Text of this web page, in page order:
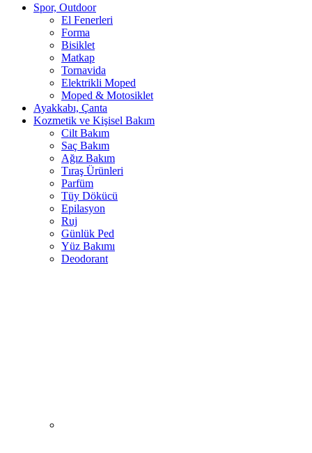
Spor, Outdoor
El Fenerleri
Forma
Bisiklet
Matkap
Tornavida
Elektrikli Moped
Moped & Motosiklet
Ayakkabı, Çanta
Kozmetik ve Kişisel Bakım
Cilt Bakım
Saç Bakım
Ağız Bakım
Tıraş Ürünleri
Parfüm
Tüy Dökücü
Epilasyon
Ruj
Günlük Ped
Yüz Bakımı
Deodorant